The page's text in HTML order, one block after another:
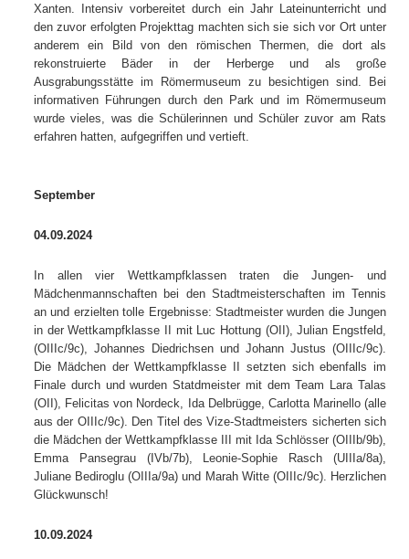
Xanten. Intensiv vorbereitet durch ein Jahr Lateinunterricht und
den zuvor erfolgten Projekttag machten sich sie sich vor Ort unter
anderem ein Bild von den römischen Thermen, die dort als
rekonstruierte Bäder in der Herberge und als große
Ausgrabungsstätte im Römermuseum zu besichtigen sind. Bei
informativen Führungen durch den Park und im Römermuseum
wurde vieles, was die Schülerinnen und Schüler zuvor am Rats
erfahren hatten, aufgegriffen und vertieft.
September
04.09.2024
In allen vier Wettkampfklassen traten die Jungen- und
Mädchenmannschaften bei den Stadtmeisterschaften im Tennis
an und erzielten tolle Ergebnisse: Stadtmeister wurden die Jungen
in der Wettkampfklasse II mit Luc Hottung (OII), Julian Engstfeld,
(OIIIc/9c), Johannes Diedrichsen und Johann Justus (OIIIc/9c).
Die Mädchen der Wettkampfklasse II setzten sich ebenfalls im
Finale durch und wurden Statdmeister mit dem Team Lara Talas
(OII), Felicitas von Nordeck, Ida Delbrügge, Carlotta Marinello (alle
aus der OIIIc/9c). Den Titel des Vize-Stadtmeisters sicherten sich
die Mädchen der Wettkampfklasse III mit Ida Schlösser (OIIIb/9b),
Emma Pansegrau (IVb/7b), Leonie-Sophie Rasch (UIIIa/8a),
Juliane Bediroglu (OIIIa/9a) und Marah Witte (OIIIc/9c). Herzlichen
Glückwunsch!
10.09.2024